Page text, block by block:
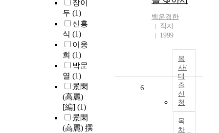
장이
두 (1)
신흥
식 (1)
이웅
희 (1)
박문
열 (1)
景閑
(高麗)
[編] (1)
景閑
(高麗) 撰
백운경한
직지
1999
복
사/
대
출
신
청
목
차
6